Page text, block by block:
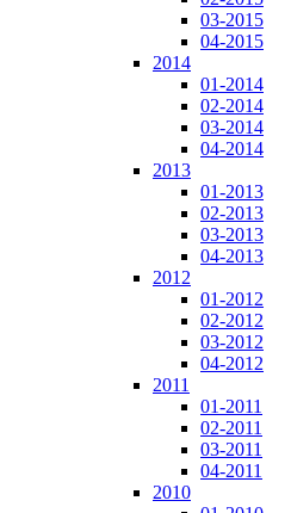
03-2015
04-2015
2014
01-2014
02-2014
03-2014
04-2014
2013
01-2013
02-2013
03-2013
04-2013
2012
01-2012
02-2012
03-2012
04-2012
2011
01-2011
02-2011
03-2011
04-2011
2010